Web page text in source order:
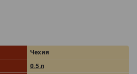
Чехия
0.5 л